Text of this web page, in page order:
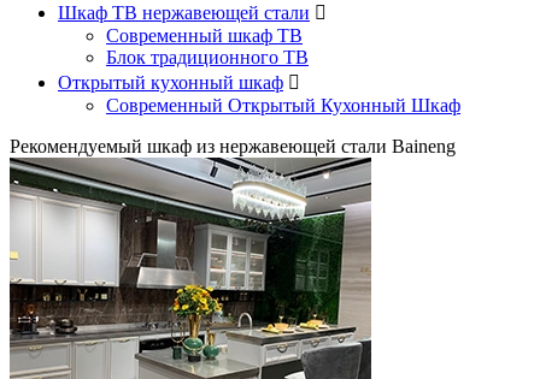
Шкаф ТВ нержавеющей стали 
Современный шкаф ТВ
Блок традиционного ТВ
Открытый кухонный шкаф 
Современный Открытый Кухонный Шкаф
Рекомендуемый шкаф из нержавеющей стали Baineng